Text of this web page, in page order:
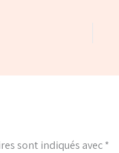
sont indiqués avec*